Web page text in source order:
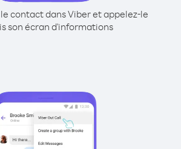
contact dans Viber et appelez-le
son écran d'informations